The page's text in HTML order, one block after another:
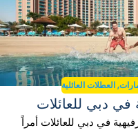
, العطلات العائلية
في دبي للعائلات
في دبي للعائلات أمراً